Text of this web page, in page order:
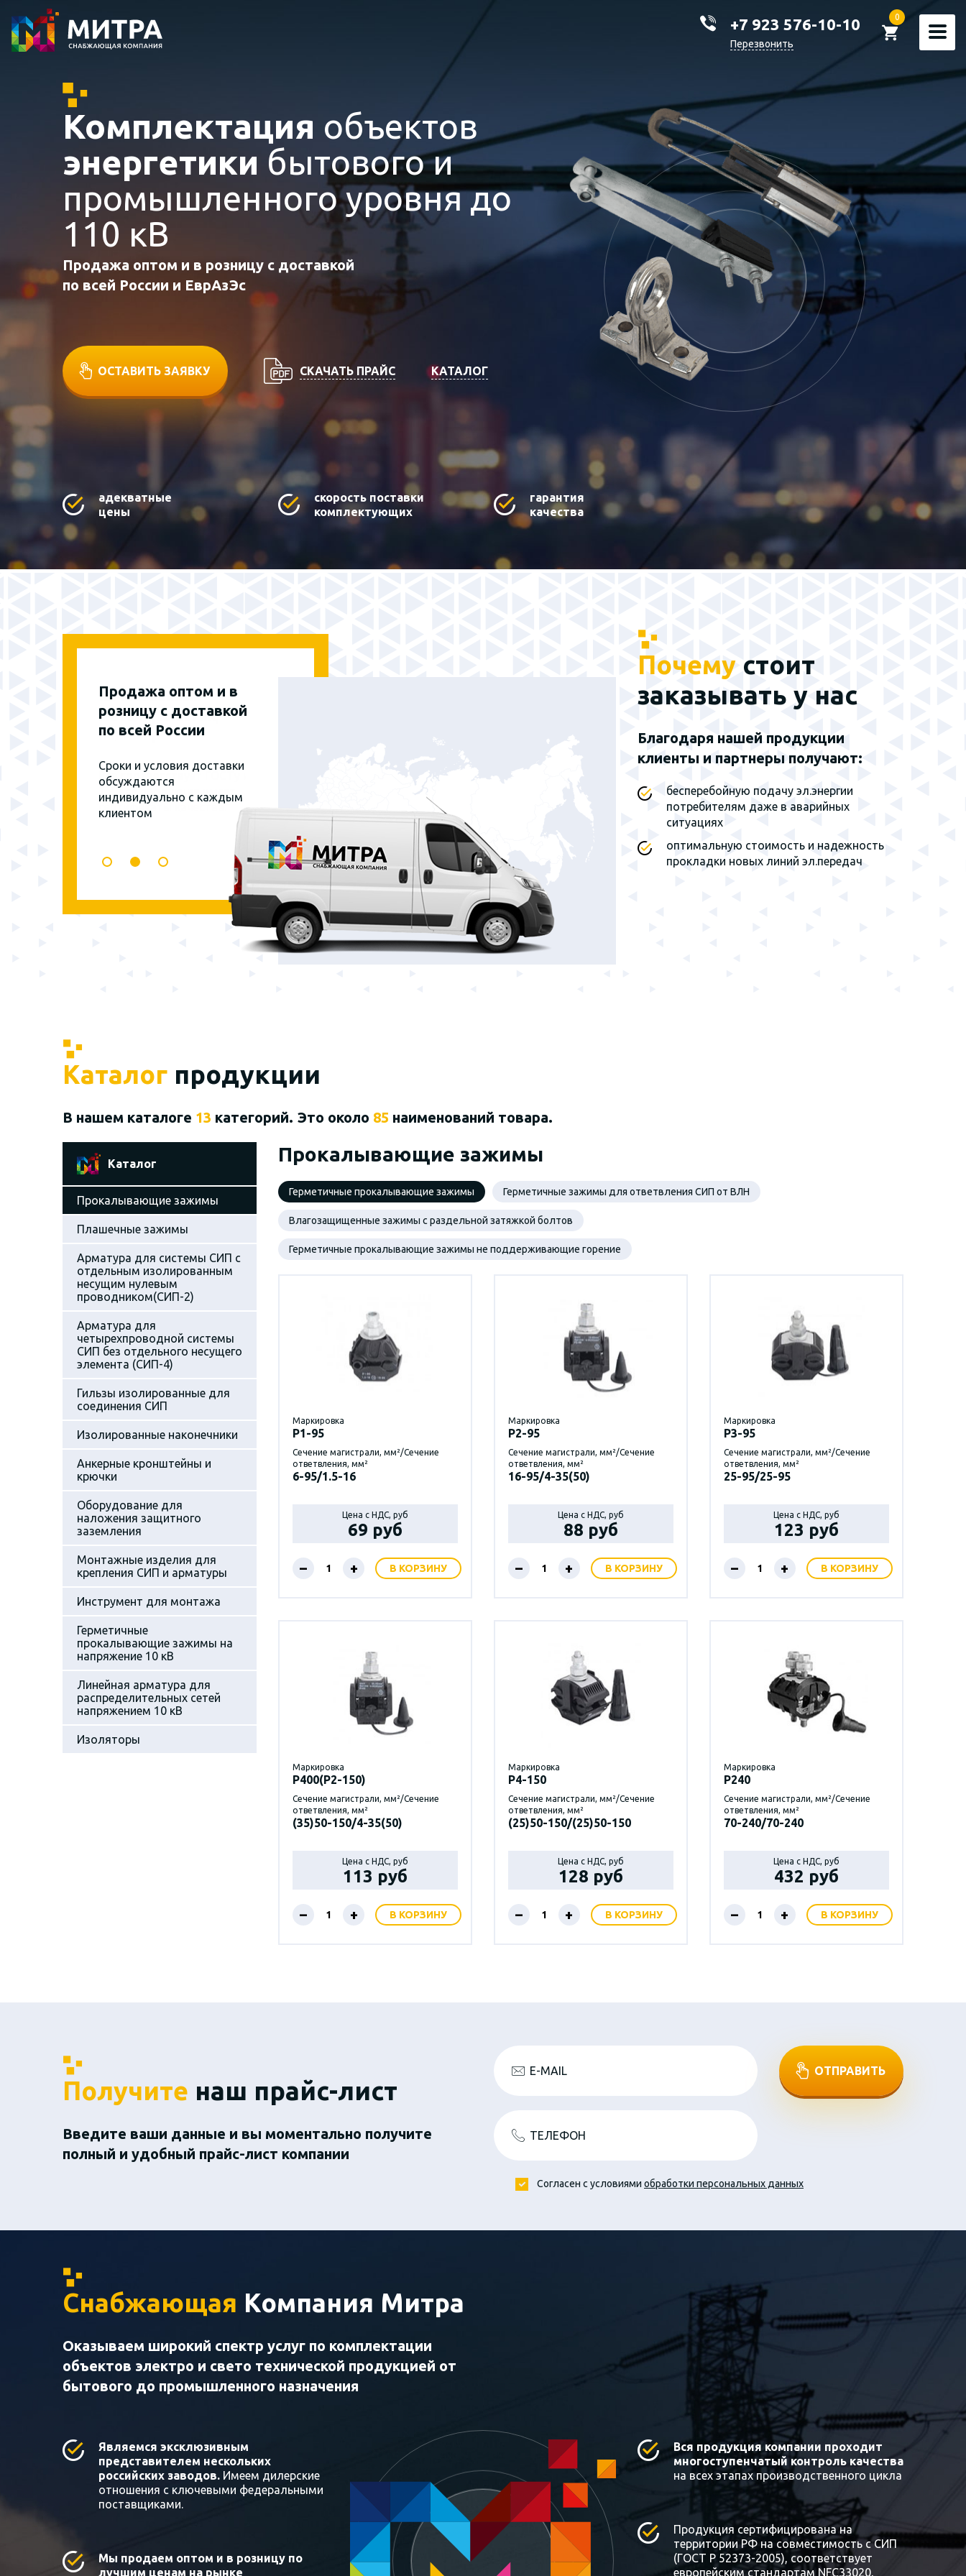
+7 923 576-10-10
Перезвонить
0
Комплектация объектов
энергетики бытового и
промышленного уровня до
110 кВ
Продажа оптом и в розницу с доставкой
по всей России и ЕврАзЭс
ОСТАВИТЬ ЗАЯВКУ СКАЧАТЬ ПРАЙС КАТАЛОГ
адекватные
цены
скорость поставки
комплектующих
гарантия
качества
Продажа оптом и в
розницу с доставкой
по всей России
Сроки и условия доставки
обсуждаются
индивидуально с каждым
клиентом
Наш эксклюзивный
партнер - группа
заводов г. Санкт-
Мы являемся
представителем завода на
территории Сибирского
федерального округа и
Почему стоит
заказывать у нас
Благодаря нашей продукции
клиенты и партнеры получают:
бесперебойную подачу эл.энергии
потребителям даже в аварийных
ситуациях
оптимальную стоимость и надежность
прокладки новых линий эл.передач
Каталог продукции
В нашем каталоге 13 категорий. Это около 85 наименований товара.
Каталог
Прокалывающие зажимы
Плашечные зажимы
Арматура для системы СИП с
отдельным изолированным
несущим нулевым
проводником(СИП-2)
Арматура для
четырехпроводной системы
СИП без отдельного несущего
элемента (СИП-4)
Гильзы изолированные для
соединения СИП
Изолированные наконечники
Анкерные кронштейны и
крючки
Оборудование для
наложения защитного
заземления
Монтажные изделия для
крепления СИП и арматуры
Инструмент для монтажа
Герметичные
прокалывающие зажимы на
напряжение 10 кВ
Линейная арматура для
распределительных сетей
напряжением 10 кВ
Изоляторы
Прокалывающие зажимы
Герметичные прокалывающие зажимы Герметичные зажимы для ответвления СИП от ВЛН
Влагозащищенные зажимы с раздельной затяжкой болтов
Герметичные прокалывающие зажимы не поддерживающие горение
Маркировка
P1-95
Сечение магистрали, мм²/Сечение
ответвления, мм²
6-95/1.5-16
Цена с НДС, руб
69 руб
– + В КОРЗИНУ
Маркировка
P2-95
Сечение магистрали, мм²/Сечение
ответвления, мм²
16-95/4-35(50)
Цена с НДС, руб
88 руб
– + В КОРЗИНУ
Маркировка
P3-95
Сечение магистрали, мм²/Сечение
ответвления, мм²
25-95/25-95
Цена с НДС, руб
123 руб
– + В КОРЗИНУ
Маркировка
P400(Р2-150)
Сечение магистрали, мм²/Сечение
ответвления, мм²
(35)50-150/4-35(50)
Цена с НДС, руб
113 руб
– + В КОРЗИНУ
Маркировка
P4-150
Сечение магистрали, мм²/Сечение
ответвления, мм²
(25)50-150/(25)50-150
Цена с НДС, руб
128 руб
– + В КОРЗИНУ
Маркировка
P240
Сечение магистрали, мм²/Сечение
ответвления, мм²
70-240/70-240
Цена с НДС, руб
432 руб
– + В КОРЗИНУ
Получите наш прайс-лист
Введите ваши данные и вы моментально получите
полный и удобный прайс-лист компании
E-MAIL
ТЕЛЕФОН
ОТПРАВИТЬ
Согласен с условиями обработки персональных данных
Снабжающая Компания Митра
Оказываем широкий спектр услуг по комплектации
объектов электро и свето технической продукцией от
бытового до промышленного назначения
Являемся эксклюзивным
представителем нескольких
российских заводов. Имеем дилерские
отношения с ключевыми федеральными
поставщиками.
Мы продаем оптом и в розницу по
лучшим ценам на рынке
Вся продукция компании проходит
многоступенчатый контроль качества
на всех этапах производственного цикла
Продукция сертифицирована на
территории РФ на совместимость с СИП
(ГОСТ Р 52373-2005), соответствует
европейским стандартам NFC33020,